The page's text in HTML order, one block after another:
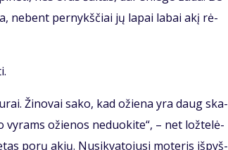
ne­bent per­nykš­čiai jų la­pai la­bai akį rė­
Ži­no­vai sa­ko, kad ožie­na yra daug ska­
vy­rams ožie­nos ne­duo­ki­te“, – net lož­te­lė­
po­rų akių. Nu­si­kva­to­ju­si mo­te­ris iš­pyš­